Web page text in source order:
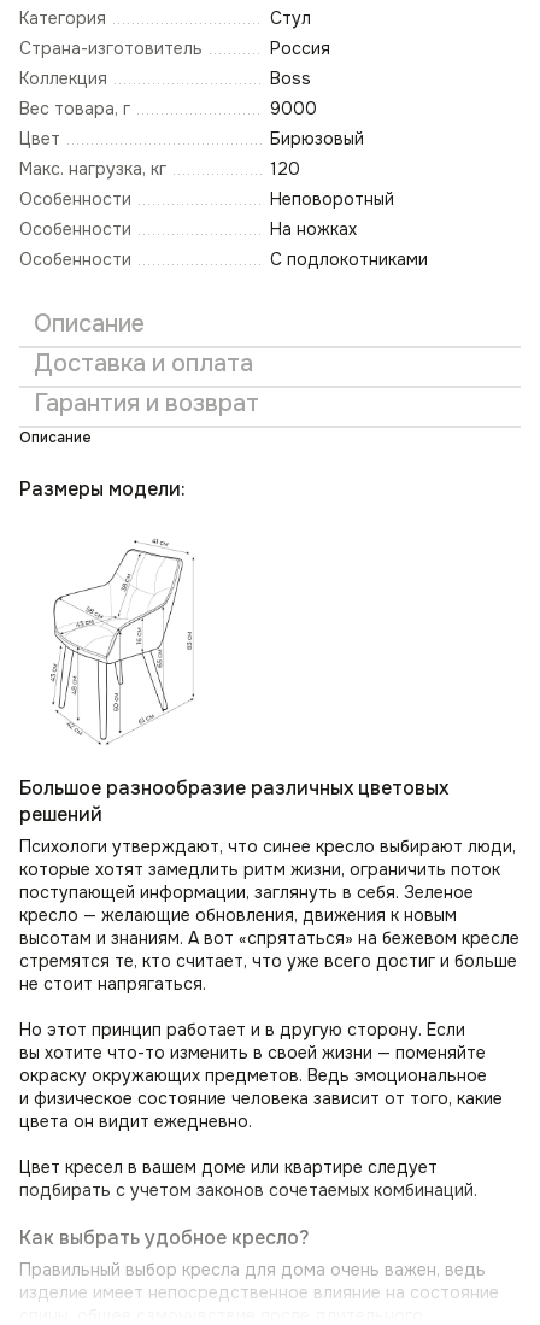
Категория
Стул
Страна-изготовитель
Россия
Коллекция
Boss
Вес товара, г
9000
Цвет
Бирюзовый
Макс. нагрузка, кг
120
Особенности
Неповоротный
Особенности
На ножках
Особенности
С подлокотниками
Описание
Доставка и оплата
Гарантия и возврат
Описание
Размеры модели:
Большое разнообразие различных цветовых
решений
Психологи утверждают, что синее кресло выбирают люди,
которые хотят замедлить ритм жизни, ограничить поток
поступающей информации, заглянуть в себя. Зеленое
кресло — желающие обновления, движения к новым
высотам и знаниям. А вот «спрятаться» на бежевом кресле
стремятся те, кто считает, что уже всего достиг и больше
не стоит напрягаться.
Но этот принцип работает и в другую сторону. Если
вы хотите что-то изменить в своей жизни — поменяйте
окраску окружающих предметов. Ведь эмоциональное
и физическое состояние человека зависит от того, какие
цвета он видит ежедневно.
Цвет кресел в вашем доме или квартире следует
подбирать с учетом законов сочетаемых комбинаций.
Как выбрать удобное кресло?
Правильный выбор кресла для дома очень важен, ведь
изделие имеет непосредственное влияние на состояние